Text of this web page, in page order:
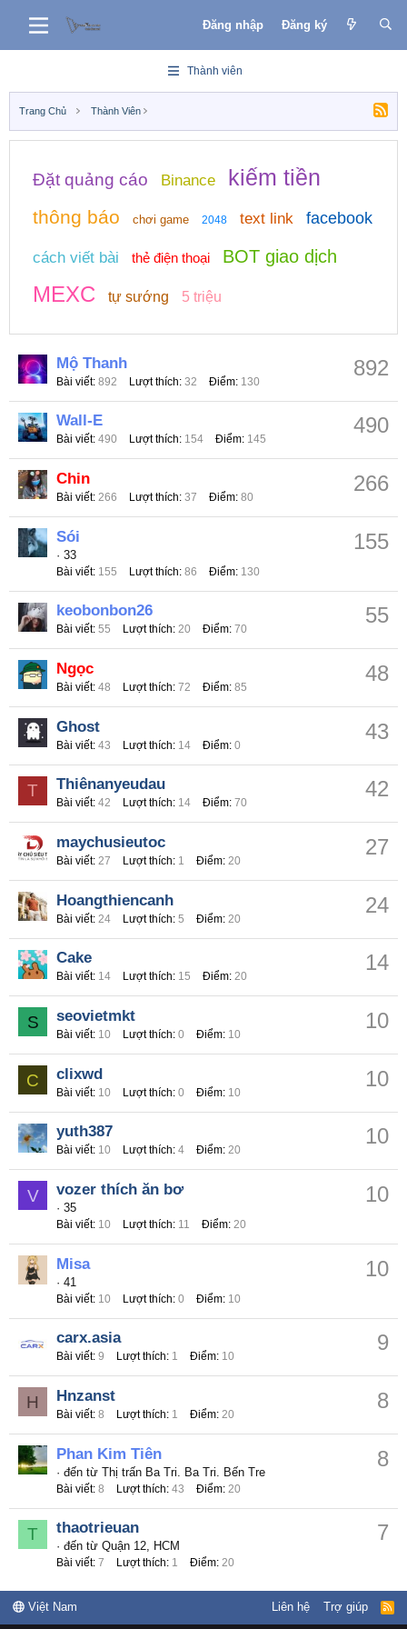
Đăng nhập Đăng ký
Thành viên
Trang Chủ Thành Viên
Đặt quảng cáo Binance kiếm tiền
thông báo chơi game 2048 text link facebook
cách viết bài thẻ điện thoại BOT giao dịch
MEXC tự sướng 5 triệu
892
Mộ Thanh
Bài viết 892 Lượt thích 32 Điểm 130
490
Wall-E
Bài viết 490 Lượt thích 154 Điểm 145
266
Chin
Bài viết 266 Lượt thích 37 Điểm 80
155
Sói
· 33
Bài viết 155 Lượt thích 86 Điểm 130
55
keobonbon26
Bài viết 55 Lượt thích 20 Điểm 70
48
Ngọc
Bài viết 48 Lượt thích 72 Điểm 85
43
Ghost
Bài viết 43 Lượt thích 14 Điểm 0
T 42
Thiênanyeudau
Bài viết 42 Lượt thích 14 Điểm 70
27
maychusieutoc
Bài viết 27 Lượt thích 1 Điểm 20
24
Hoangthiencanh
Bài viết 24 Lượt thích 5 Điểm 20
14
Cake
Bài viết 14 Lượt thích 15 Điểm 20
S 10
seovietmkt
Bài viết 10 Lượt thích 0 Điểm 10
C 10
clixwd
Bài viết 10 Lượt thích 0 Điểm 10
10
yuth387
Bài viết 10 Lượt thích 4 Điểm 20
V 10
vozer thích ăn bơ
· 35
Bài viết 10 Lượt thích 11 Điểm 20
10
Misa
· 41
Bài viết 10 Lượt thích 0 Điểm 10
9
carx.asia
Bài viết 9 Lượt thích 1 Điểm 10
H 8
Hnzanst
Bài viết 8 Lượt thích 1 Điểm 20
8
Phan Kim Tiên
· đến từ Thị trấn Ba Tri. Ba Tri. Bến Tre
Bài viết 8 Lượt thích 43 Điểm 20
T 7
thaotrieuan
· đến từ Quận 12, HCM
Bài viết 7 Lượt thích 1 Điểm 20
Việt Nam Liên hệ Trợ giúp
R